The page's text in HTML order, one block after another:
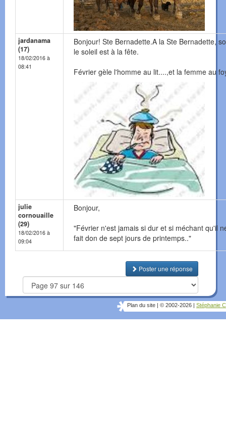
jardanama
(17)
18/02/2016 à
08:41
Bonjour! Ste Bernadette.A la Ste Bernadette,
le soleil est à la fête.
Février gèle l'homme au lit....,et la femme au
julie
cornouaille
(29)
18/02/2016 à
09:04
Bonjour,
"Février n'est jamais si dur et si méchant qu'il
fait don de sept jours de printemps.."
Poster une réponse
Plan du site © 2002-2026 Stéphanie C